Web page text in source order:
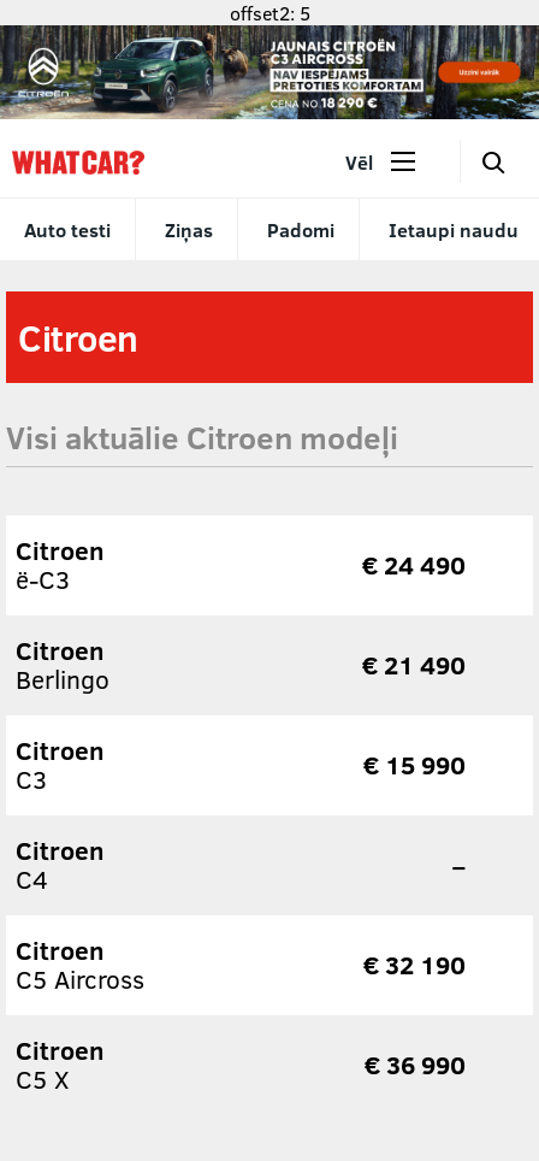
offset2: 5
Auto testi Ziņas Padomi Ietaupi naudu
Vēl 🔎
Citroen
Visi aktuālie Citroen modeļi
Citroen
ë-C3
€ 24 490
Citroen
Berlingo
€ 21 490
Citroen
C3
€ 15 990
Citroen
C4
–
Citroen
C5 Aircross
€ 32 190
Citroen
C5 X
€ 36 990